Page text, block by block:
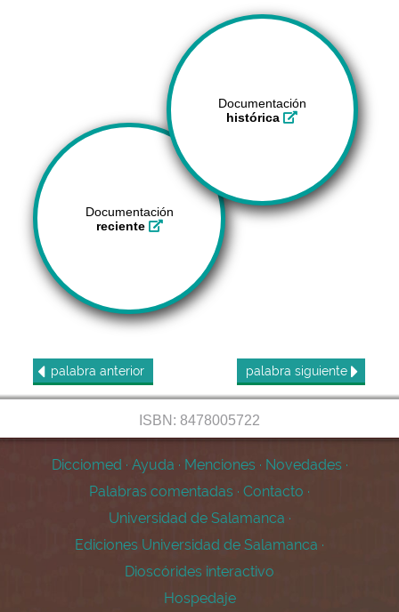
Documentación
histórica
Documentación
reciente
palabra anterior palabra siguiente
ISBN: 8478005722
Dicciomed · Ayuda · Menciones · Novedades ·
Palabras comentadas · Contacto ·
Universidad de Salamanca ·
Ediciones Universidad de Salamanca ·
Dioscórides interactivo
Hospedaje